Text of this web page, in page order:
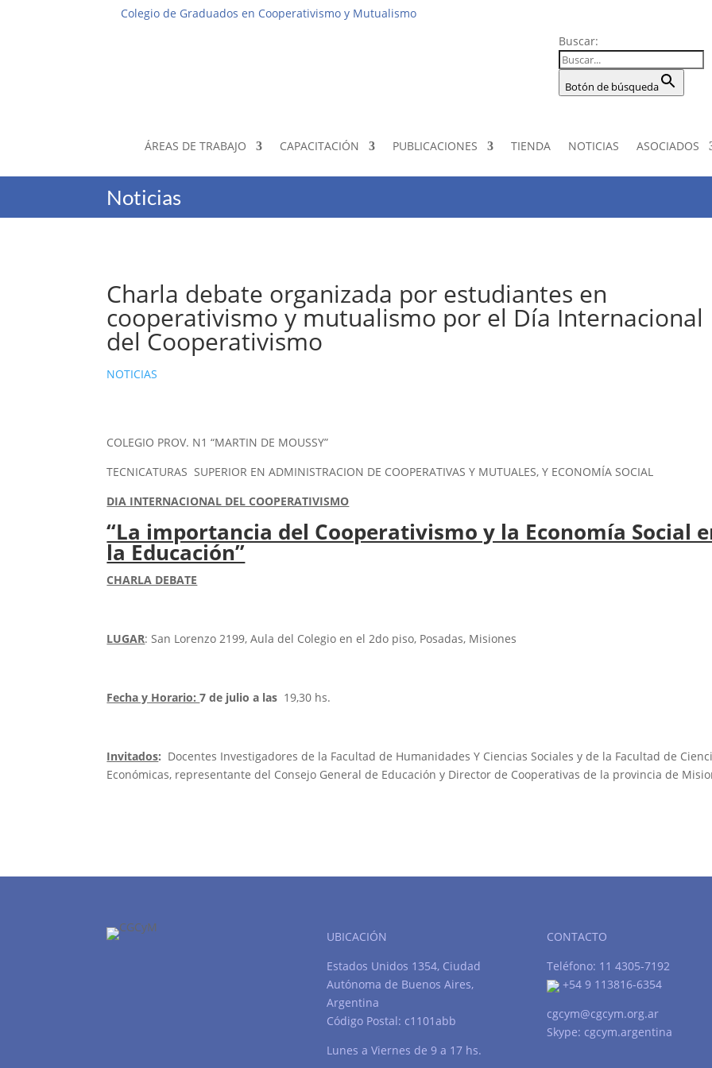
Colegio de Graduados en Cooperativismo y Mutualismo
Buscar:
Botón de búsqueda
ÁREAS DE TRABAJO CAPACITACIÓN PUBLICACIONES TIENDA NOTICIAS ASOCIADOS
Noticias
Charla debate organizada por estudiantes en
cooperativismo y mutualismo por el Día Internacional
del Cooperativismo
NOTICIAS
COLEGIO PROV. N1 “MARTIN DE MOUSSY”
TECNICATURAS SUPERIOR EN ADMINISTRACION DE COOPERATIVAS Y MUTUALES, Y ECONOMÍA SOCIAL
DIA INTERNACIONAL DEL COOPERATIVISMO
“La importancia del Cooperativismo y la Economía Social
la Educación”
CHARLA DEBATE
LUGAR: San Lorenzo 2199, Aula del Colegio en el 2do piso, Posadas, Misiones
Fecha y Horario:7 de julio a las 19,30 hs.
Invitados: Docentes Investigadores de la Facultad de Humanidades Y Ciencias Sociales y de la Facultad de
Económicas, representante del Consejo General de Educación y Director de Cooperativas de la provincia de
UBICACIÓN
Estados Unidos 1354, Ciudad
Autónoma de Buenos Aires,
Argentina
Código Postal: c1101abb
Lunes a Viernes de 9 a 17 hs.
CONTACTO
Teléfono: 11 4305-7192
+54 9 113816-6354
cgcym@cgcym.org.ar
Skype: cgcym.argentina